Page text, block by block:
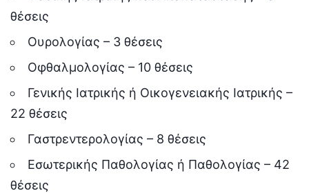
θέσεις
Ουρολογίας – 3 θέσεις
Οφθαλμολογίας – 10 θέσεις
Γενικής Ιατρικής ή Οικογενειακής Ιατρικής –
22 θέσεις
Γαστρεντερολογίας – 8 θέσεις
Εσωτερικής Παθολογίας ή Παθολογίας – 42
θέσεις